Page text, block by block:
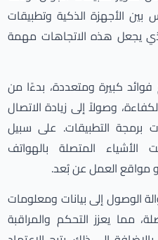
بين الأجهزة الذكية وتطبيقات
يجعل هذه الاتجاهات مهمة
فوائد كبيرة ومتعددة، بدءًا من
وصولاً إلى زيادة الاتصال
التطبيقات. على سبيل
الأشياء المتصلة بالهواتف
مواقع العمل عن بُعد.
الوصول إلى بيانات ومعلومات
مما يعزز التحكم والمراقبة